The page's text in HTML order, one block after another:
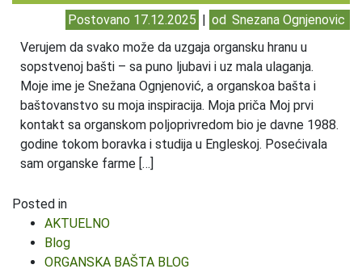
Postovano 17.12.2025 | od Snezana Ognjenovic
Verujem da svako može da uzgaja organsku hranu u
sopstvenoj bašti – sa puno ljubavi i uz mala ulaganja.
Moje ime je Snežana Ognjenović, a organskoa bašta i
baštovanstvo su moja inspiracija. Moja priča Moj prvi
kontakt sa organskom poljoprivredom bio je davne 1988.
godine tokom boravka i studija u Engleskoj. Posećivala
sam organske farme […]
Posted in
AKTUELNO
Blog
ORGANSKA BAŠTA BLOG